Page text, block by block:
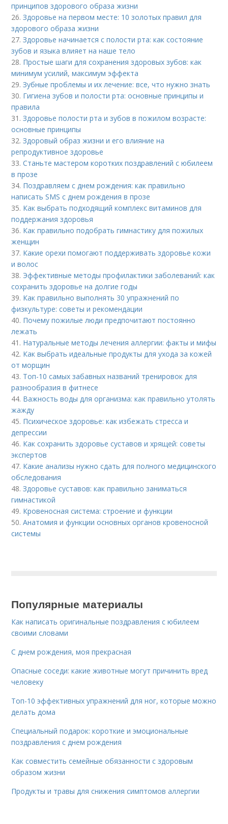
принципов здорового образа жизни
26.Здоровье на первом месте: 10 золотых правил для
здорового образа жизни
27.Здоровье начинается с полости рта: как состояние
зубов и языка влияет на наше тело
28. Простые шаги для сохранения здоровых зубов: как
минимум усилий, максимум эффекта
29.Зубные проблемы и их лечение: все, что нужно знать
30. Гигиена зубов и полости рта: основные принципы и
правила
31.Здоровье полости рта и зубов в пожилом возрасте:
основные принципы
32.Здоровый образ жизни и его влияние на
репродуктивное здоровье
33.Станьте мастером коротких поздравлений с юбилеем
в прозе
34. Поздравляем с днем рождения: как правильно
написать SMS с днем рождения в прозе
35. Как выбрать подходящий комплекс витаминов для
поддержания здоровья
36. Как правильно подобрать гимнастику для пожилых
женщин
37. Какие орехи помогают поддерживать здоровье кожи
и волос
38. Эффективные методы профилактики заболеваний: как
сохранить здоровье на долгие годы
39. Как правильно выполнять 30 упражнений по
физкультуре: советы и рекомендации
40. Почему пожилые люди предпочитают постоянно
лежать
41. Натуральные методы лечения аллергии: факты и мифы
42. Как выбрать идеальные продукты для ухода за кожей
от морщин
43. Топ-10 самых забавных названий тренировок для
разнообразия в фитнесе
44. Важность воды для организма: как правильно утолять
жажду
45. Психическое здоровье: как избежать стресса и
депрессии
46. Как сохранить здоровье суставов и хрящей: советы
экспертов
47. Какие анализы нужно сдать для полного медицинского
обследования
48.Здоровье суставов: как правильно заниматься
гимнастикой
49. Кровеносная система: строение и функции
50.Анатомия и функции основных органов кровеносной
системы
Популярные материалы
Как написать оригинальные поздравления с юбилеем
своими словами
С днем рождения, моя прекрасная
Опасные соседи: какие животные могут причинить вред
человеку
Топ-10 эффективных упражнений для ног, которые можно
делать дома
Специальный подарок: короткие и эмоциональные
поздравления с днем рождения
Как совместить семейные обязанности с здоровым
образом жизни
Продукты и травы для снижения симптомов аллергии